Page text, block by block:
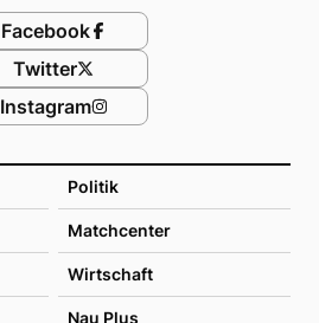
Politik
Matchcenter
Wirtschaft
Nau Plus
Facebook
Twitter
Instagram